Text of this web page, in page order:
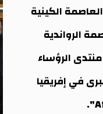
العاصمة الكينية
الرواندية
الرؤساء
في إفريقيا